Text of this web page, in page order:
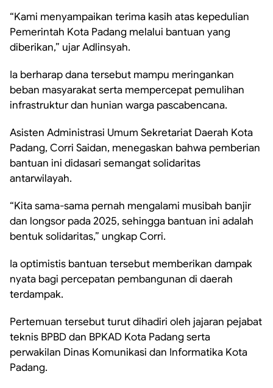
“Kami menyampaikan terima kasih atas kepedulian
Pemerintah Kota Padang melalui bantuan yang
diberikan,” ujar Adlinsyah.
Ia berharap dana tersebut mampu meringankan
beban masyarakat serta mempercepat pemulihan
infrastruktur dan hunian warga pascabencana.
Asisten Administrasi Umum Sekretariat Daerah Kota
Padang, Corri Saidan, menegaskan bahwa pemberian
bantuan ini didasari semangat solidaritas
antarwilayah.
“Kita sama-sama pernah mengalami musibah banjir
dan longsor pada 2025, sehingga bantuan ini adalah
bentuk solidaritas,” ungkap Corri.
Ia optimistis bantuan tersebut memberikan dampak
nyata bagi percepatan pembangunan di daerah
terdampak.
Pertemuan tersebut turut dihadiri oleh jajaran pejabat
teknis BPBD dan BPKAD Kota Padang serta
perwakilan Dinas Komunikasi dan Informatika Kota
Padang.